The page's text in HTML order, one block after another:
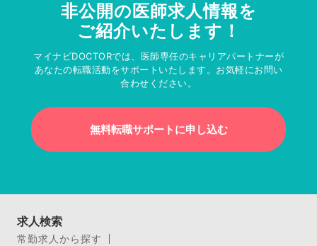
非公開の医師求人情報を
ご紹介いたします！
マイナビDOCTORでは、医師専任のキャリアパートナーが
あなたの転職活動をサポートいたします。お気軽にお問い
合わせください。
無料転職サポートに申し込む
求人検索
常勤求人から探す